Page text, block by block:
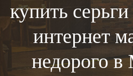
купить
интернет
недорого в